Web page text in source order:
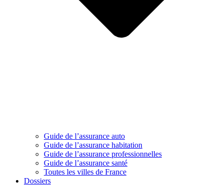
Guide de l’assurance auto
Guide de l’assurance habitation
Guide de l’assurance professionnelles
Guide de l’assurance santé
Toutes les villes de France
Dossiers